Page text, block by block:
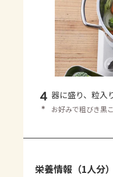
4 器に盛り、粒入
＊ お好みで粗びき黒
栄養情報（1人分）